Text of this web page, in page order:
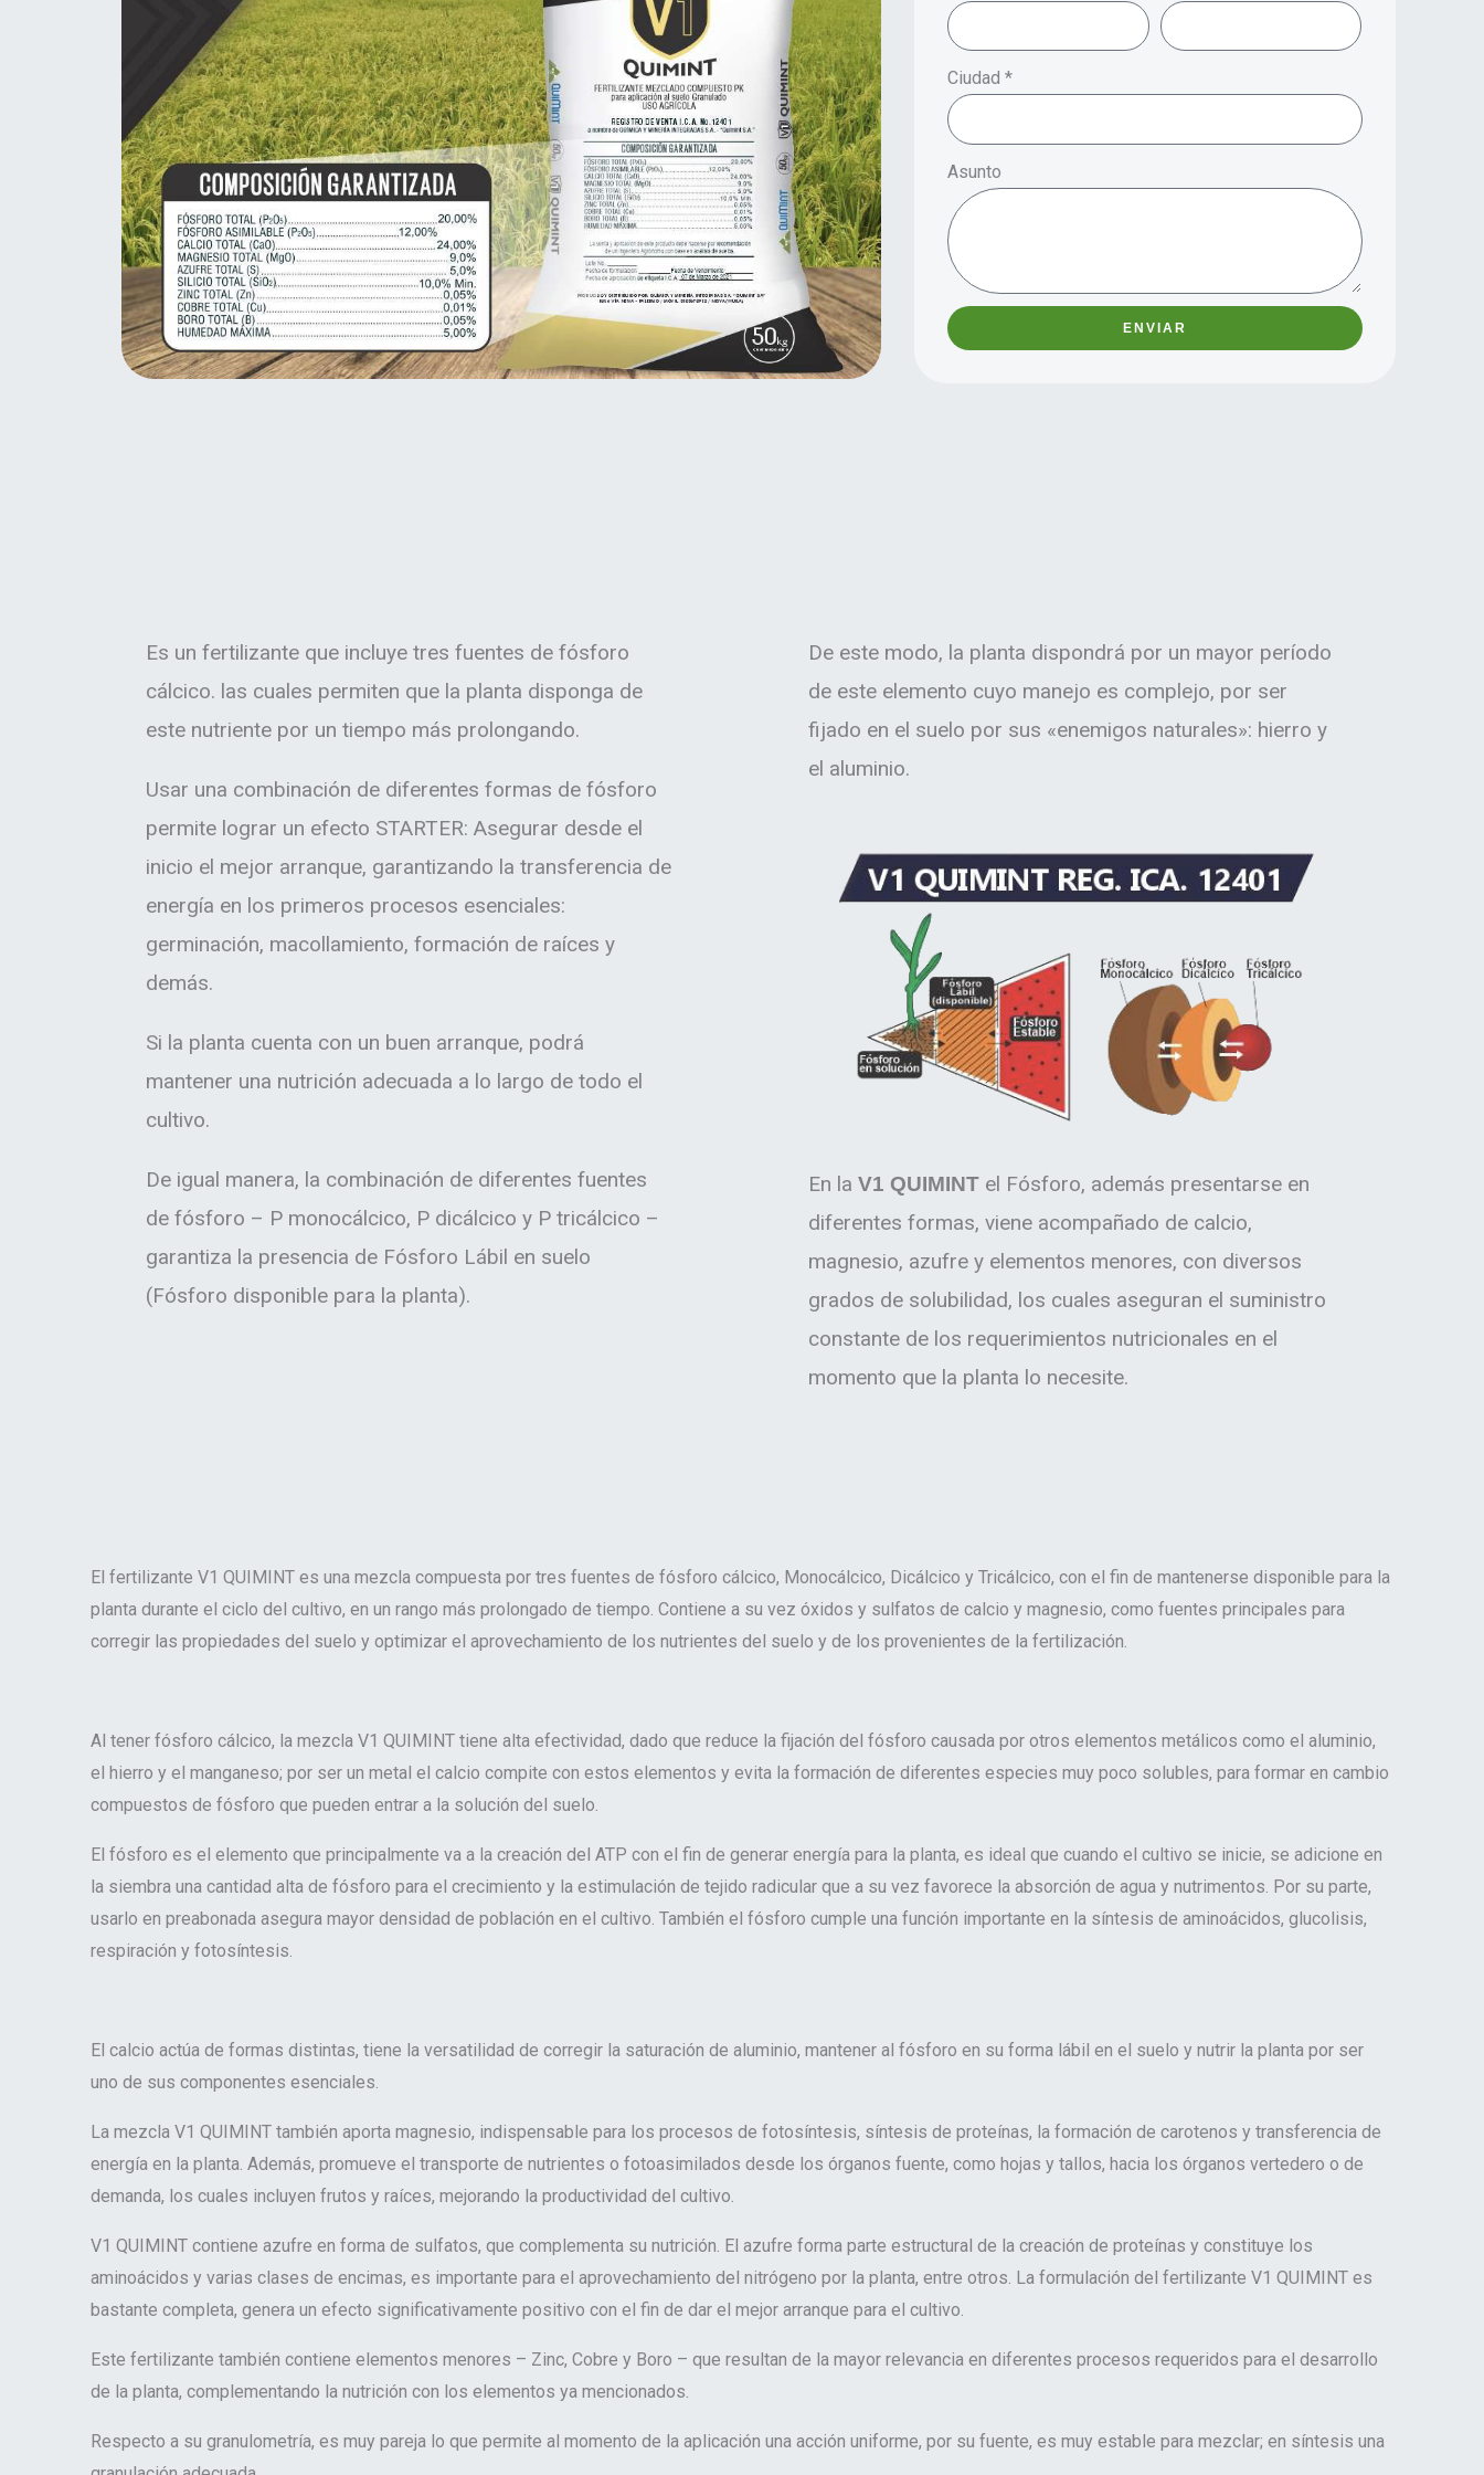
Ciudad *
Asunto
ENVIAR
Es un fertilizante que incluye tres fuentes de fósforo
cálcico. las cuales permiten que la planta disponga de
este nutriente por un tiempo más prolongando.
Usar una combinación de diferentes formas de fósforo
permite lograr un efecto STARTER: Asegurar desde el
inicio el mejor arranque, garantizando la transferencia de
energía en los primeros procesos esenciales:
germinación, macollamiento, formación de raíces y
demás.
Si la planta cuenta con un buen arranque, podrá
mantener una nutrición adecuada a lo largo de todo el
cultivo.
De igual manera, la combinación de diferentes fuentes
de fósforo – P monocálcico, P dicálcico y P tricálcico –
garantiza la presencia de Fósforo Lábil en suelo
(Fósforo disponible para la planta).
De este modo, la planta dispondrá por un mayor período
de este elemento cuyo manejo es complejo, por ser
fijado en el suelo por sus «enemigos naturales»: hierro y
el aluminio.
En la V1 QUIMINTel Fósforo, además presentarse en
diferentes formas, viene acompañado de calcio,
magnesio, azufre y elementos menores, con diversos
grados de solubilidad, los cuales aseguran el suministro
constante de los requerimientos nutricionales en el
momento que la planta lo necesite.
El fertilizante V1 QUIMINT es una mezcla compuesta por tres fuentes de fósforo cálcico, Monocálcico, Dicálcico y Tricálcico, con el fin de mantenerse disponible para la
planta durante el ciclo del cultivo, en un rango más prolongado de tiempo. Contiene a su vez óxidos y sulfatos de calcio y magnesio, como fuentes principales para
corregir las propiedades del suelo y optimizar el aprovechamiento de los nutrientes del suelo y de los provenientes de la fertilización.
Al tener fósforo cálcico, la mezcla V1 QUIMINT tiene alta efectividad, dado que reduce la fijación del fósforo causada por otros elementos metálicos como el aluminio,
el hierro y el manganeso; por ser un metal el calcio compite con estos elementos y evita la formación de diferentes especies muy poco solubles, para formar en cambio
compuestos de fósforo que pueden entrar a la solución del suelo.
El fósforo es el elemento que principalmente va a la creación del ATP con el fin de generar energía para la planta, es ideal que cuando el cultivo se inicie, se adicione en
la siembra una cantidad alta de fósforo para el crecimiento y la estimulación de tejido radicular que a su vez favorece la absorción de agua y nutrimentos. Por su parte,
usarlo en preabonada asegura mayor densidad de población en el cultivo. También el fósforo cumple una función importante en la síntesis de aminoácidos, glucolisis,
respiración y fotosíntesis.
El calcio actúa de formas distintas, tiene la versatilidad de corregir la saturación de aluminio, mantener al fósforo en su forma lábil en el suelo y nutrir la planta por ser
uno de sus componentes esenciales.
La mezcla V1 QUIMINT también aporta magnesio, indispensable para los procesos de fotosíntesis, síntesis de proteínas, la formación de carotenos y transferencia de
energía en la planta. Además, promueve el transporte de nutrientes o fotoasimilados desde los órganos fuente, como hojas y tallos, hacia los órganos vertedero o de
demanda, los cuales incluyen frutos y raíces, mejorando la productividad del cultivo.
V1 QUIMINT contiene azufre en forma de sulfatos, que complementa su nutrición. El azufre forma parte estructural de la creación de proteínas y constituye los
aminoácidos y varias clases de encimas, es importante para el aprovechamiento del nitrógeno por la planta, entre otros. La formulación del fertilizante V1 QUIMINT es
bastante completa, genera un efecto significativamente positivo con el fin de dar el mejor arranque para el cultivo.
Este fertilizante también contiene elementos menores – Zinc, Cobre y Boro – que resultan de la mayor relevancia en diferentes procesos requeridos para el desarrollo
de la planta, complementando la nutrición con los elementos ya mencionados.
Respecto a su granulometría, es muy pareja lo que permite al momento de la aplicación una acción uniforme, por su fuente, es muy estable para mezclar; en síntesis una